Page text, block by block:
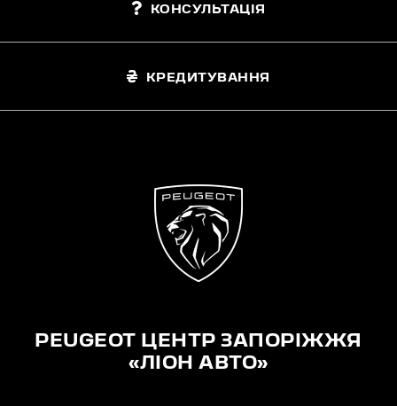
КОНСУЛЬТАЦІЯ
КРЕДИТУВАННЯ
PEUGEOT ЦЕНТР ЗАПОРІЖЖЯ
«ЛІОН АВТО»